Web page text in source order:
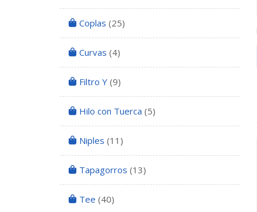
Coplas (25)
Curvas (4)
Filtro Y (9)
Hilo con Tuerca (5)
Niples (11)
Tapagorros (13)
Tee (40)